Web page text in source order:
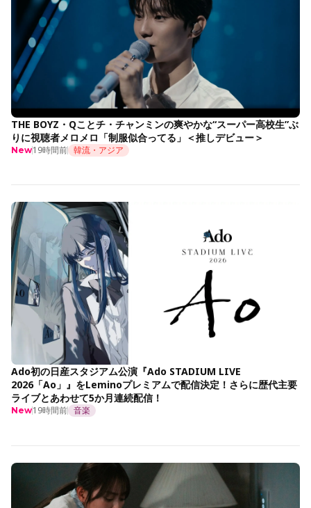
THE BOYZ・Qことチ・チャンミンの爽やかな“スーパー高校生”ぶ
りに視聴者メロメロ「制服似合ってる」＜推しデビュー＞
New19時間前 韓流・アジア
Ado初の日産スタジアム公演『Ado STADIUM LIVE
2026「Ao」』をLeminoプレミアムで配信決定！さらに歴代主要
ライブとあわせて5か月連続配信！
New19時間前 音楽